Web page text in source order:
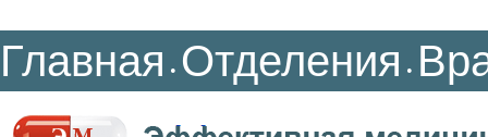
Главная • Отделения •